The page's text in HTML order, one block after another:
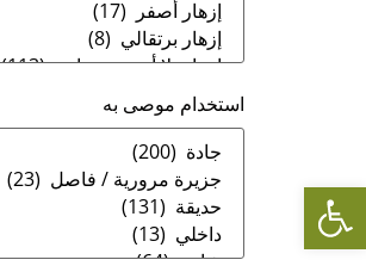
استخدام موصى به
Open toolbar